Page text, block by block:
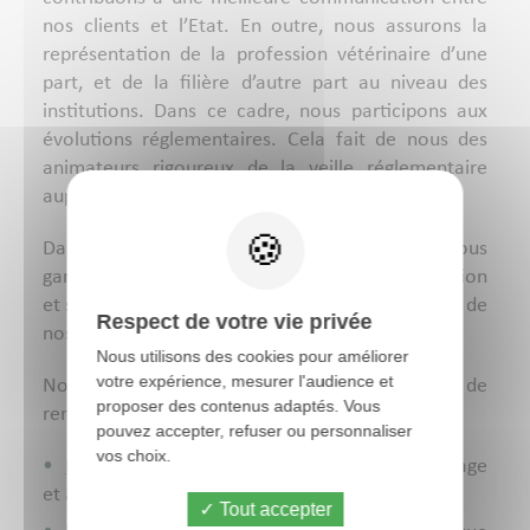
nos clients et l’Etat. En outre, nous assurons la
représentation de la profession vétérinaire d’une
part, et de la filière d’autre part au niveau des
institutions. Dans ce cadre, nous participons aux
évolutions réglementaires. Cela fait de nous des
animateurs rigoureux de la veille réglementaire
auprès de nos clients.
Dans le cadre du mandat sanitaire, nous
garantissons la mise en œuvre de la réglementation
et son respect, essentiels aux activités à l’export de
nos clients.
Nos vétérinaires participent à l’animation de
rendez-vous :
Formationsdédiées à l’accouvage : en élevage
et au couvoir
Respect de votre vie privée
Nous utilisons des cookies pour améliorer
votre expérience, mesurer l'audience et
proposer des contenus adaptés. Vous
pouvez accepter, refuser ou personnaliser
vos choix.
Tout accepter